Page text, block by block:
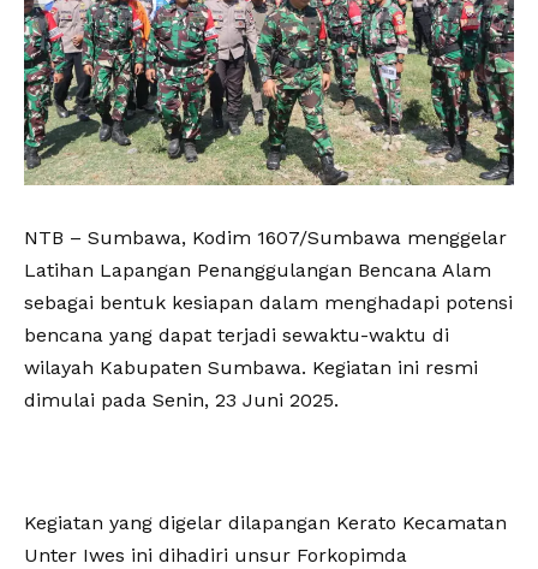
NTB – Sumbawa, Kodim 1607/Sumbawa menggelar
Latihan Lapangan Penanggulangan Bencana Alam
sebagai bentuk kesiapan dalam menghadapi potensi
bencana yang dapat terjadi sewaktu-waktu di
wilayah Kabupaten Sumbawa. Kegiatan ini resmi
dimulai pada Senin, 23 Juni 2025.
‎Kegiatan yang digelar dilapangan Kerato Kecamatan
Unter Iwes ini dihadiri unsur Forkopimda